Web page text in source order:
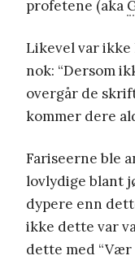
profetene (aka
Likevel var
nok: “Dersom
overgår de
kommer dere
Fariseerne ble
lovlydige blant
dypere enn
ikke dette var
dette med